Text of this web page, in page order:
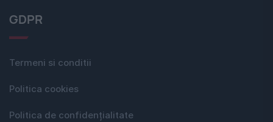
GDPR
Termeni si conditii
Politica cookies
Politica de confidențialitate